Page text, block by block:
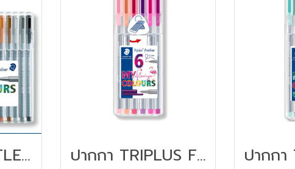
ปากกา STAEDTLER TRIPLUS ชุด 20 สี ปากกา TRIPLUS FINELINER STAEDTLER ชุุด 6 สี สีชมพูฟามิงโก้